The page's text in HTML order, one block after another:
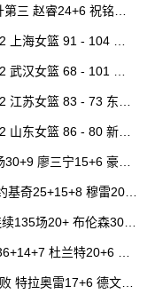
三 赵睿24+6 祝铭震1
上海女篮 91 - 104 四
武汉女篮 68 - 101 山
江苏女篮 83 - 73 东莞
山东女篮 86 - 80 新疆
廖三宁15+6 豪斯
奇25+15+8 穆雷20+
135场20+ 布伦森30分
杜兰特20+6 锡
特拉奥雷17+6 德文·